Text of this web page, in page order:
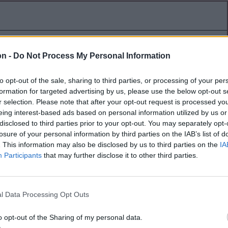
- Do Not Process My Personal Information
opt-out of the sale, sharing to third parties, or processing of your
for targeted advertising by us, please use the below opt-out
selection. Please note that after your opt-out request is processed
interest-based ads based on personal information utilized by us
to third parties prior to your opt-out. You may separately
of your personal information by third parties on the IAB’s list of
This information may also be disclosed by us to third parties on the
Participants that may further disclose it to other third parties.
Data Processing Opt Outs
opt-out of the Sharing of my personal data.
azt gondolja, hogy a falusi élet kevésbé lehet
hogy a szalmalapátolás, a csűrön besütő
és a tehénfejés is hatalmas művészi értékkel
megóvása, életminőségünk javítása terén,